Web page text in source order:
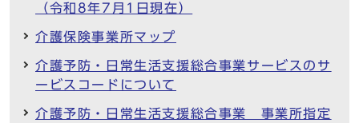
（令和8年7月1日現在）
介護保険事業所マップ
介護予防・日常生活支援総合事業サービスのサ
ービスコードについて
介護予防・日常生活支援総合事業 事業所指定